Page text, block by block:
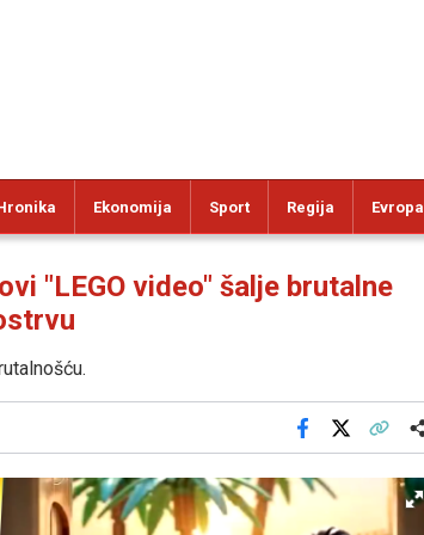
Ekonomija Sport Regija Evropa
"LEGO video" šalje brutalne
Facebook